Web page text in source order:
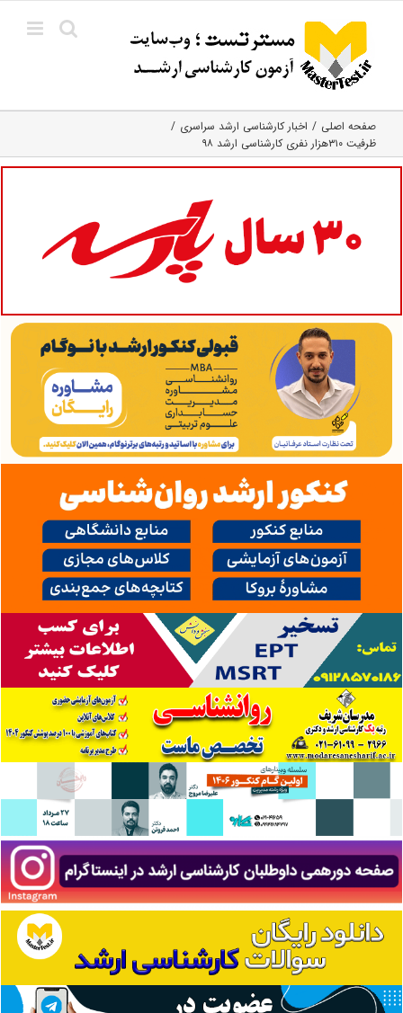
content
صفحه اصلی
اخبار کارشناسی ارشد سراسری
ظرفیت ۳۱۰هزار نفری کارشناسی ارشد ۹۸